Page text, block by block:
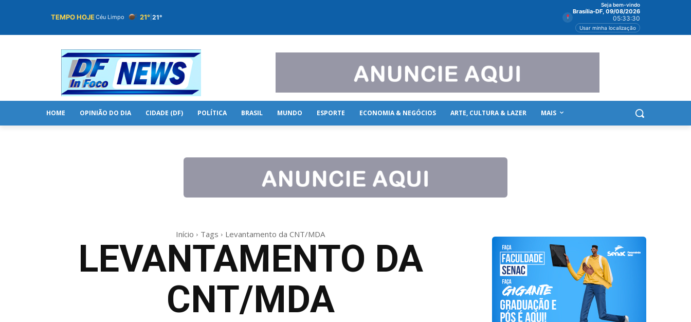
TEMPO HOJECéu Limpo 21° 21°
Seja bem-vindo
Brasília-DF, 09/08/2026
05:33:30
Usar minha localização
HOME OPINIÃO DO DIA CIDADE (DF) POLÍTICA BRASIL MUNDO ESPORTE ECONOMIA & NEGÓCIOS ARTE, CULTURA & LAZER MAIS
Início Tags Levantamento da CNT/MDA
LEVANTAMENTO DA
CNT/MDA